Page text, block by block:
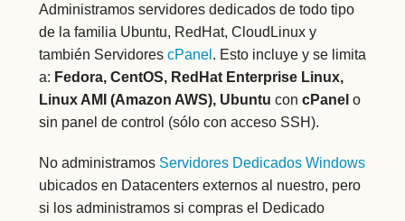
Administramos servidores dedicados de todo tipo
de la familia Ubuntu, RedHat, CloudLinux y
también Servidores cPanel . Esto incluye y se limita
a: Fedora, CentOS, RedHat Enterprise Linux,
Linux AMI (Amazon AWS), Ubuntu con cPanel o
sin panel de control (sólo con acceso SSH).
No administramos Servidores Dedicados Windows
ubicados en Datacenters externos al nuestro, pero
si los administramos si compras el Dedicado